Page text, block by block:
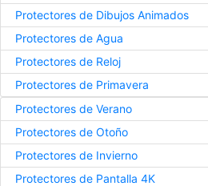
Protectores de Dibujos Animados
Protectores de Agua
Protectores de Reloj
Protectores de Primavera
Protectores de Verano
Protectores de Otoño
Protectores de Invierno
Protectores de Pantalla 4K